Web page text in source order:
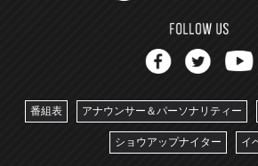
番組表 アナウンサー＆パーソナリティー
ショウアップナイター イ